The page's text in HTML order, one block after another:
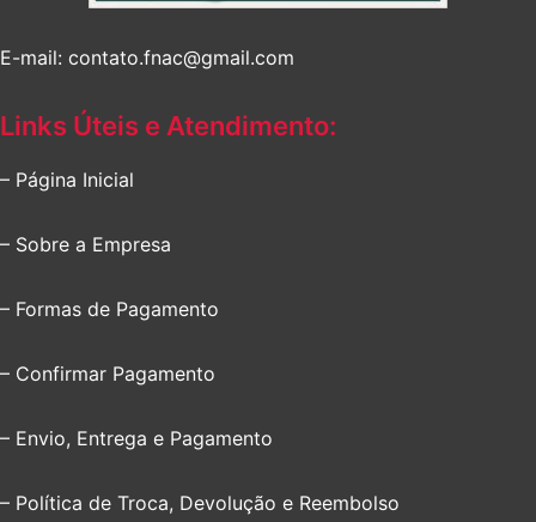
E-mail: contato.fnac@gmail.com
Links Úteis e Atendimento:
– Página Inicial
– Sobre a Empresa
– Formas de Pagamento
– Confirmar Pagamento
– Envio, Entrega e Pagamento
– Política de Troca, Devolução e Reembolso